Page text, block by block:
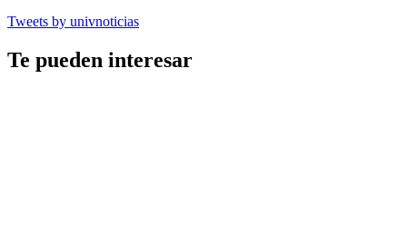
Tweets by univnoticias
Te pueden interesar